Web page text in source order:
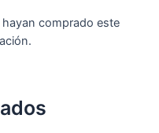
comprado este